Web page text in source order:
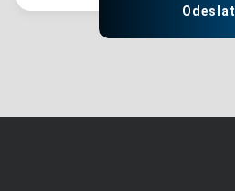
Odeslat
nepodařilo